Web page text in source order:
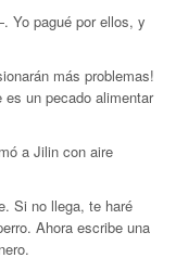
pagué por ellos, y
más problemas!
un pecado alimentar
a Jilin con aire
Si no llega, te haré
Ahora escribe una